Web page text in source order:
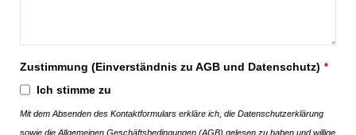
Zustimmung (Einverständnis zu AGB und Datenschutz) *
Ich stimme zu
Mit dem Absenden des Kontaktformulars erkläre ich, die Datenschutzerklärung
sowie die Allgemeinen Geschäftsbedingungen (AGB) gelesen zu haben und willige